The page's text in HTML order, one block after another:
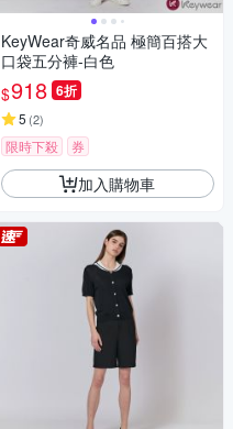
KeyWear奇威名品 極簡百搭大
口袋五分褲-白色
$918 6折
5 (2)
限時下殺 券
加入購物車